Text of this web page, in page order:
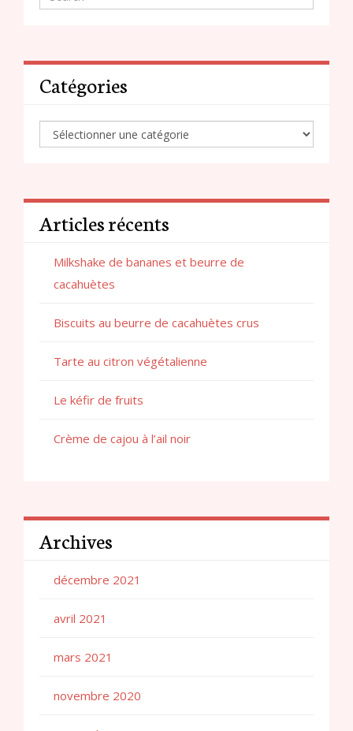
Catégories
Articles récents
Milkshake de bananes et beurre de
cacahuètes
Biscuits au beurre de cacahuètes crus
Tarte au citron végétalienne
Le kéfir de fruits
Crème de cajou à l’ail noir
Archives
décembre 2021
avril 2021
mars 2021
novembre 2020